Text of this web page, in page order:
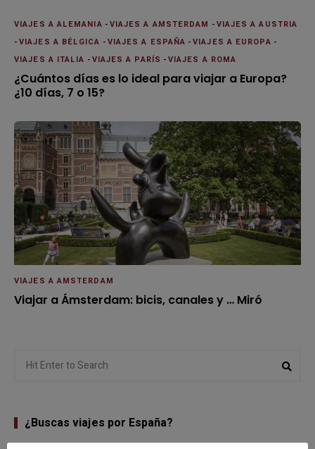
VIAJES A ALEMANIA -VIAJES A AMSTERDAM -VIAJES A AUSTRIA
-VIAJES A BÉLGICA -VIAJES A ESPAÑA -VIAJES A EUROPA -
VIAJES A ITALIA -VIAJES A PARÍS -VIAJES A ROMA
¿Cuántos días es lo ideal para viajar a Europa?
¿10 días, 7 o 15?
VIAJES A AMSTERDAM
Viajar a Ámsterdam: bicis, canales y … Miró
for:
¿Buscas viajes por España?